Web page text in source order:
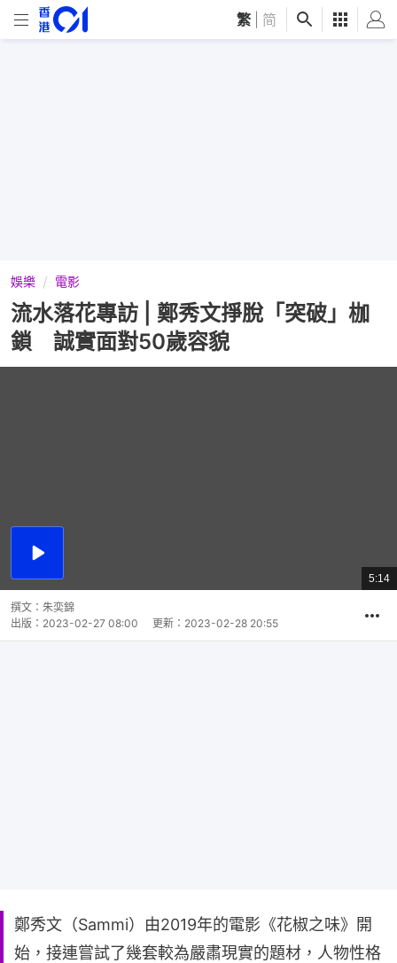
繁 简
娛樂 電影
流水落花專訪 | 鄭秀文掙脫「突破」枷
鎖 誠實面對50歲容貌
播
總
共
5:14
撰文： 朱奕錦
出版： 2023-02-27 08:00 更新： 2023-02-28 20:55
鄭秀文（Sammi）由2019年的電影《花椒之味》開
始，接連嘗試了幾套較為嚴肅現實的題材，人物性格